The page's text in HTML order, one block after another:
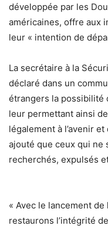
développée par les
américaines, offre aux
leur « intention de
La secrétaire à la
déclaré dans un
étrangers la possibilité
leur permettant ainsi
légalement à l’avenir
ajouté que ceux qui ne
recherchés, expulsés
« Avec le lancement de
restaurons l’intégrité